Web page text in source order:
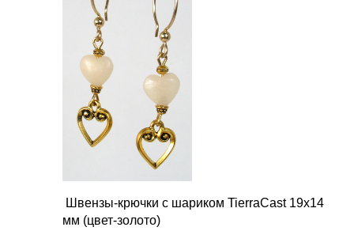
Швензы-крючки с шариком TierraCast 19х14
мм (цвет-золото)